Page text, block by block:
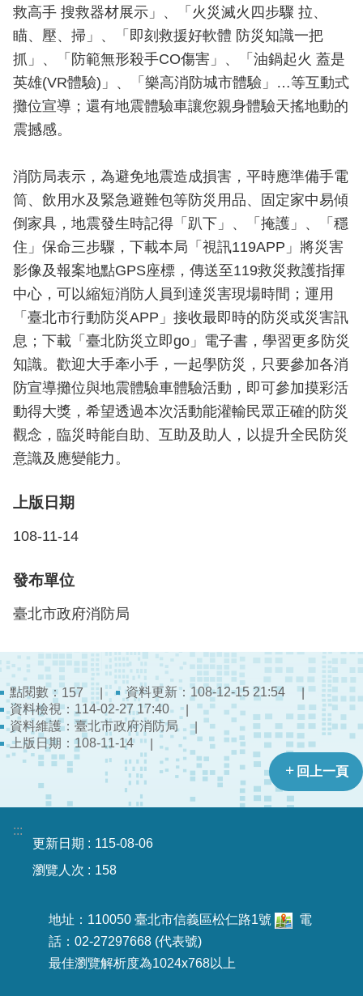
開
專
區
統
計
資
料
影
音
專
檔
案
應
榮
譽
榜
聯
絡
訊
相
連
光
法
案
專
區
揭
弊
者
護
專
區
救高手 搜救器材展示」、「火災滅火四步驟 拉、
瞄、壓、掃」、「即刻救援好軟體 防災知識一把
抓」、「防範無形殺手CO傷害」、「油鍋起火 蓋是
英雄(VR體驗)」、「樂高消防城市體驗」…等互動式
攤位宣導；還有地震體驗車讓您親身體驗天搖地動的
震撼感。
消防局表示，為避免地震造成損害，平時應準備手電
筒、飲用水及緊急避難包等防災用品、固定家中易傾
倒家具，地震發生時記得「趴下」、「掩護」、「穩
住」保命三步驟，下載本局「視訊119APP」將災害
影像及報案地點GPS座標，傳送至119救災救護指揮
中心，可以縮短消防人員到達災害現場時間；運用
「臺北市行動防災APP」接收最即時的防災或災害訊
息；下載「臺北防災立即go」電子書，學習更多防災
知識。歡迎大手牽小手，一起學防災，只要參加各消
防宣導攤位與地震體驗車體驗活動，即可參加摸彩活
動得大獎，希望透過本次活動能灌輸民眾正確的防災
觀念，臨災時能自助、互助及助人，以提升全民防災
意識及應變能力。
上版日期
108-11-14
發布單位
臺北市政府消防局
點閱數：157
資料更新：108-12-15 21:54
資料檢視：114-02-27 17:40
資料維護：臺北市政府消防局
上版日期：108-11-14
回上一頁
:::
更新日期
115-08-06
瀏覽人次
158
地址：110050 臺北市信義區松仁路1號
電
話：02-27297668 (代表號)
最佳瀏覽解析度為1024x768以上